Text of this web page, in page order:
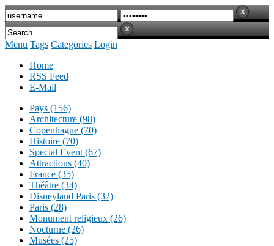
Menu Tags Categories Login
Home
RSS Feed
E-Mail
Pays (156)
Architecture (98)
Copenhague (70)
Histoire (70)
Special Event (67)
Attractions (40)
France (35)
Théâtre (34)
Disneyland Paris (32)
Paris (28)
Monument religieux (26)
Nocturne (26)
Musées (25)